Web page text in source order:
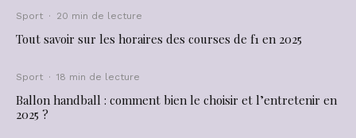
Sport · 20 min de lecture
Tout savoir sur les horaires des courses de f1 en 2025
Sport · 18 min de lecture
Ballon handball : comment bien le choisir et l’entretenir en
2025 ?